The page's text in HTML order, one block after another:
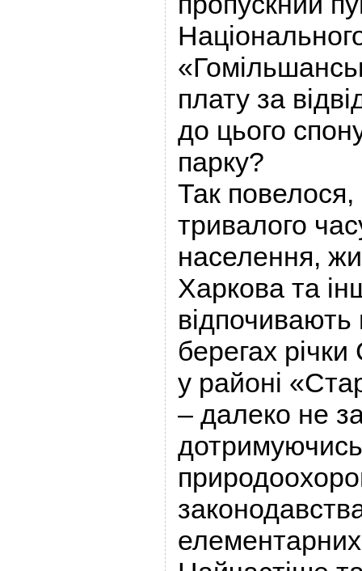
плату за
до цього
парку?
Так
тривалого
населення,
Харкова та
берегах
у районі
– далеко не